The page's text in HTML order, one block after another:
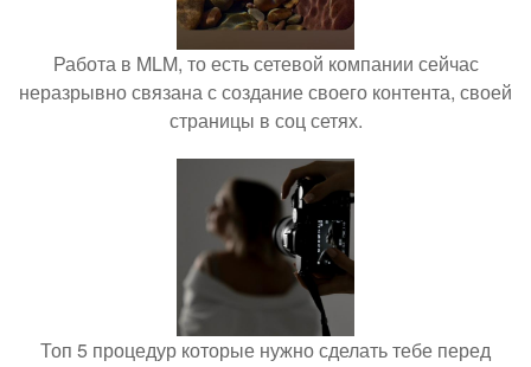
Работа в MLM, то есть сетевой компании сейчас
неразрывно связана с создание своего контента, своей
страницы в соц сетях.
Топ 5 процедур которые нужно сделать тебе перед